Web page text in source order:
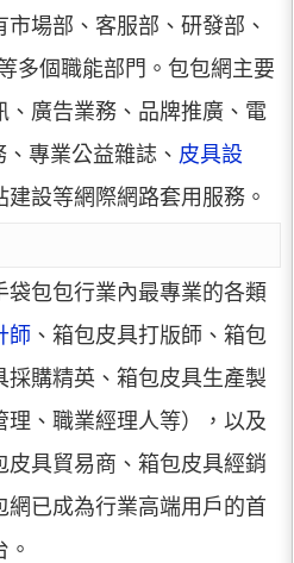
場部、客服部、研發部、
多個職能部門。包包網主要
、廣告業務、品牌推廣、電
專業公益雜誌、 皮具設
建設等網際網路套用服務。
包包行業內最專業的各類
師 、箱包皮具打版師、箱包
採購精英、箱包皮具生產製
、職業經理人等），以及
具貿易商、箱包皮具經銷
網已成為行業高端用戶的首